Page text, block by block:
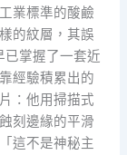
業標準的酸鹼
的紋層，其誤
已掌握了一套近
經驗積累出的
：他用掃描式
刻邊緣的平滑
這不是神秘主